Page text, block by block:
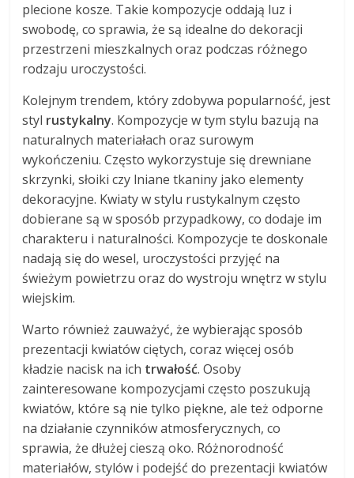
plecione kosze. Takie kompozycje oddają luz i
swobodę, co sprawia, że są idealne do dekoracji
przestrzeni mieszkalnych oraz podczas różnego
rodzaju uroczystości.
Kolejnym trendem, który zdobywa popularność, jest
styl rustykalny. Kompozycje w tym stylu bazują na
naturalnych materiałach oraz surowym
wykończeniu. Często wykorzystuje się drewniane
skrzynki, słoiki czy lniane tkaniny jako elementy
dekoracyjne. Kwiaty w stylu rustykalnym często
dobierane są w sposób przypadkowy, co dodaje im
charakteru i naturalności. Kompozycje te doskonale
nadają się do wesel, uroczystości przyjęć na
świeżym powietrzu oraz do wystroju wnętrz w stylu
wiejskim.
Warto również zauważyć, że wybierając sposób
prezentacji kwiatów ciętych, coraz więcej osób
kładzie nacisk na ich trwałość. Osoby
zainteresowane kompozycjami często poszukują
kwiatów, które są nie tylko piękne, ale też odporne
na działanie czynników atmosferycznych, co
sprawia, że dłużej cieszą oko. Różnorodność
materiałów, stylów i podejść do prezentacji kwiatów